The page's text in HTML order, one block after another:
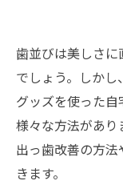
歯並びは美しさ
でしょう。しかし
グッズを使った
様々な方法があり
出っ歯改善の方
きます。